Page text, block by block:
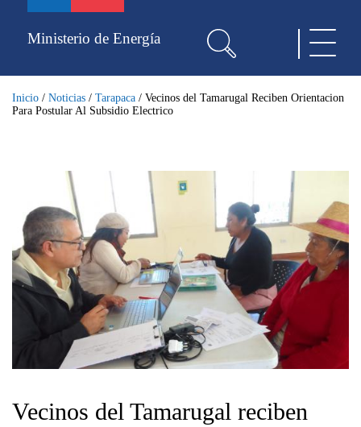
contenidoMinisterio de Energía
Inicio / Noticias / Tarapaca / Vecinos del Tamarugal Reciben Orientacion
Para Postular Al Subsidio Electrico
Vecinos del Tamarugal reciben